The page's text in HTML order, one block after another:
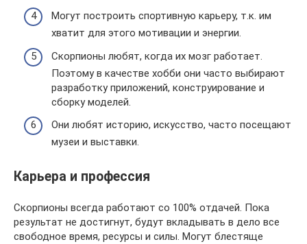
Могут построить спортивную карьеру, т.к. им
хватит для этого мотивации и энергии.
Скорпионы любят, когда их мозг работает.
Поэтому в качестве хобби они часто выбирают
разработку приложений, конструирование и
сборку моделей.
Они любят историю, искусство, часто посещают
музеи и выставки.
Карьера и профессия
Скорпионы всегда работают со 100% отдачей. Пока
результат не достигнут, будут вкладывать в дело все
свободное время, ресурсы и силы. Могут блестяще